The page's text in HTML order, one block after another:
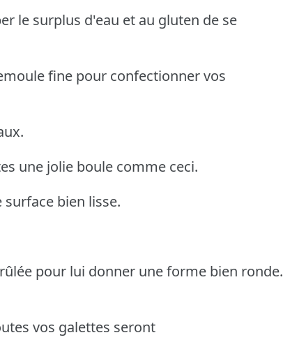
le surplus d'eau et au gluten de se
fine pour confectionner vos
une jolie boule comme ceci.
bien lisse.
pour lui donner une forme bien ronde.
vos galettes seront